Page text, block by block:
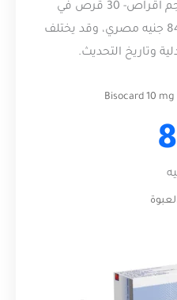
يبلغ سعر بيزوكارد 10 مجم اقراص- 30 قرص في
الصيدليات المصرية حاليًا 84 جنيه مصري، وقد يختلف
وتاريخ التحديث.
Bisocard 10